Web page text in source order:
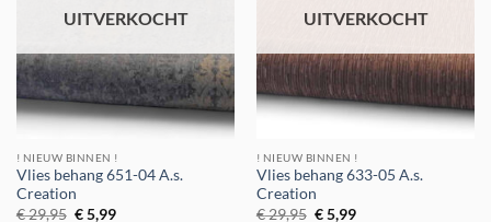
UITVERKOCHT
! NIEUW BINNEN !
Vlies behang 651-04 A.s.
Creation
€29,95 Oorspronkelijke
€5,99Huidige
UITVERKOCHT
! NIEUW BINNEN !
Vlies behang 633-05 A.s.
Creation
€29,95 Oorspronkelijke
€5,99Huidige